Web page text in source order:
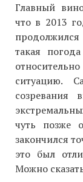
Главный
что в 2013
продолжился
такая
ситуацию.
созревания
чуть позже
закончился
это был
Можно